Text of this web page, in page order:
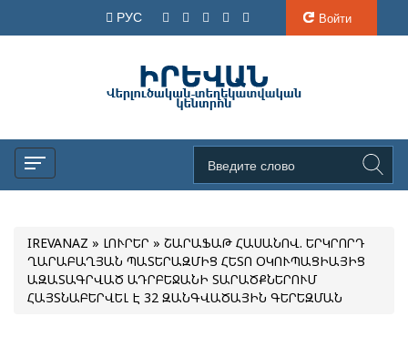
РУС Войти
IREVANAZ » ԼՈՒՐԵՐ » ՇԱՐԱՖԱԹ ՀԱՍԱՆՈՎ. ԵՐԿՐՈՐԴ
ՂԱՐԱԲԱՂՅԱՆ ՊԱՏԵՐԱԶՄԻՑ ՀԵՏՈ ՕԿՈՒՊԱՑԻԱՅԻՑ
ԱԶԱՏԱԳՐՎԱԾ ԱԴՐԲԵՋԱՆԻ ՏԱՐԱԾՔՆԵՐՈՒՄ
ՀԱՅՏՆԱԲԵՐՎԵԼ Է 32 ԶԱՆԳՎԱԾԱՅԻՆ ԳԵՐԵԶՄԱՆ